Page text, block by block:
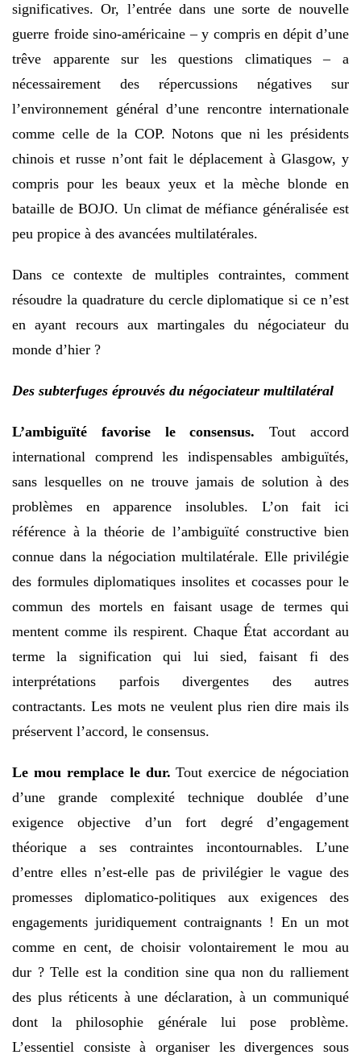
significatives. Or, l’entrée dans une sorte de nouvelle
guerre froide sino-américaine – y compris en dépit d’une
trêve apparente sur les questions climatiques – a
nécessairement des répercussions négatives sur
l’environnement général d’une rencontre internationale
comme celle de la COP. Notons que ni les présidents
chinois et russe n’ont fait le déplacement à Glasgow, y
compris pour les beaux yeux et la mèche blonde en
bataille de BOJO. Un climat de méfiance généralisée est
peu propice à des avancées multilatérales.
Dans ce contexte de multiples contraintes, comment
résoudre la quadrature du cercle diplomatique si ce n’est
en ayant recours aux martingales du négociateur du
monde d’hier ?
Des subterfuges éprouvés du négociateur multilatéral
L’ambiguïté favorise le consensus.Tout accord
international comprend les indispensables ambiguïtés,
sans lesquelles on ne trouve jamais de solution à des
problèmes en apparence insolubles. L’on fait ici
référence à la théorie de l’ambiguïté constructive bien
connue dans la négociation multilatérale. Elle privilégie
des formules diplomatiques insolites et cocasses pour le
commun des mortels en faisant usage de termes qui
mentent comme ils respirent. Chaque État accordant au
terme la signification qui lui sied, faisant fi des
interprétations parfois divergentes des autres
contractants. Les mots ne veulent plus rien dire mais ils
préservent l’accord, le consensus.
Le mou remplace le dur.Tout exercice de négociation
d’une grande complexité technique doublée d’une
exigence objective d’un fort degré d’engagement
théorique a ses contraintes incontournables. L’une
d’entre elles n’est-elle pas de privilégier le vague des
promesses diplomatico-politiques aux exigences des
engagements juridiquement contraignants ! En un mot
comme en cent, de choisir volontairement le mou au
dur ? Telle est la condition sine qua non du ralliement
des plus réticents à une déclaration, à un communiqué
dont la philosophie générale lui pose problème.
L’essentiel consiste à organiser les divergences sous